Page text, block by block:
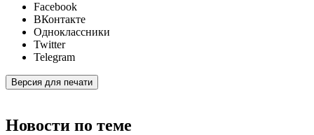
Facebook
ВКонтакте
Одноклассники
Twitter
Telegram
Версия для печати
Новости по теме